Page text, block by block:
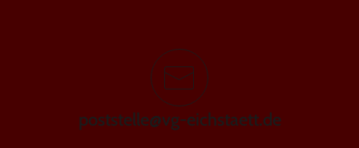
poststelle@vg-eichstaett.de